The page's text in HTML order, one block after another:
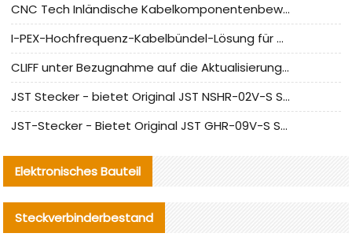
CNC Tech Inländische Kabelkomponentenbewertung und Massenproduktionsanpassungsanleitung
I-PEX-Hochfrequenz-Kabelbündel-Lösung für die heimische Produktion analysiert
CLIFF unter Bezugnahme auf die Aktualisierung der chinesischen Stecker-Testnormen
JST Stecker - bietet Original JST NSHR-02V-S Stecker und Ersatzteile an
JST-Stecker - Bietet Original JST GHR-09V-S Stecker und Ersatzteile an
Elektronisches Bauteil
Steckverbinderbestand